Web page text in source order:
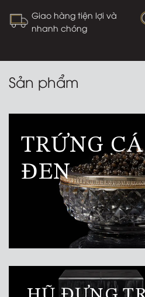
Giao hàng tiện lợi và
Sản phẩm
TRỨNG CÁ
ĐEN